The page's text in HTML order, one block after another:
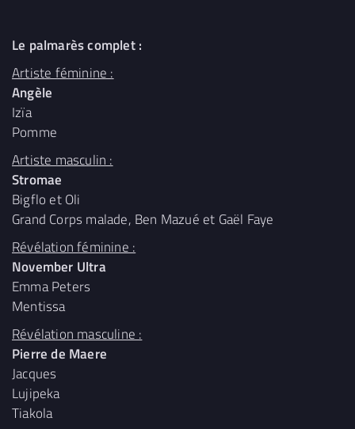
Le palmarès complet :
Artiste féminine :
Angèle
Izïa
Pomme
Artiste masculin :
Stromae
Bigflo et Oli
Grand Corps malade, Ben Mazué et Gaël Faye
Révélation féminine :
November Ultra
Emma Peters
Mentissa
Révélation masculine :
Pierre de Maere
Jacques
Lujipeka
Tiakola